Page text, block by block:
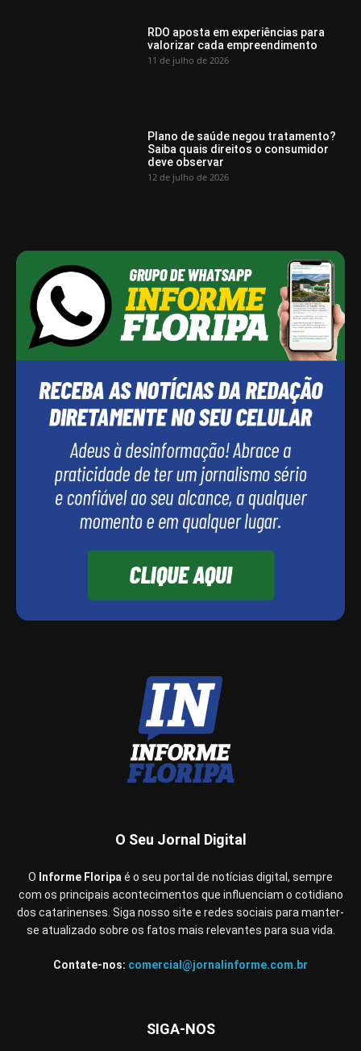
RDO aposta em experiências para
valorizar cada empreendimento
11 de julho de 2026
Plano de saúde negou tratamento?
Saiba quais direitos o consumidor
deve observar
12 de julho de 2026
O Seu Jornal Digital
O Informe Floripaé o seu portal de notícias digital, sempre
com os principais acontecimentos que influenciam o cotidiano
dos catarinenses. Siga nosso site e redes sociais para manter-
se atualizado sobre os fatos mais relevantes para sua vida.
Contate-nos: comercial@jornalinforme.com.br
SIGA-NOS